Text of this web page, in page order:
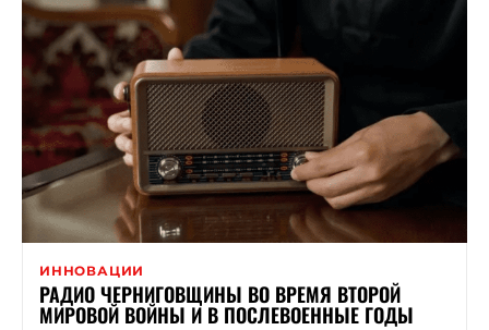
ИННОВАЦИИ
РАДИО ЧЕРНИГОВЩИНЫ ВО ВРЕМЯ ВТОРОЙ
МИРОВОЙ ВОЙНЫ И В ПОСЛЕВОЕННЫЕ ГОДЫ